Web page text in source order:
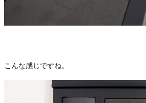
こんな感じですね。